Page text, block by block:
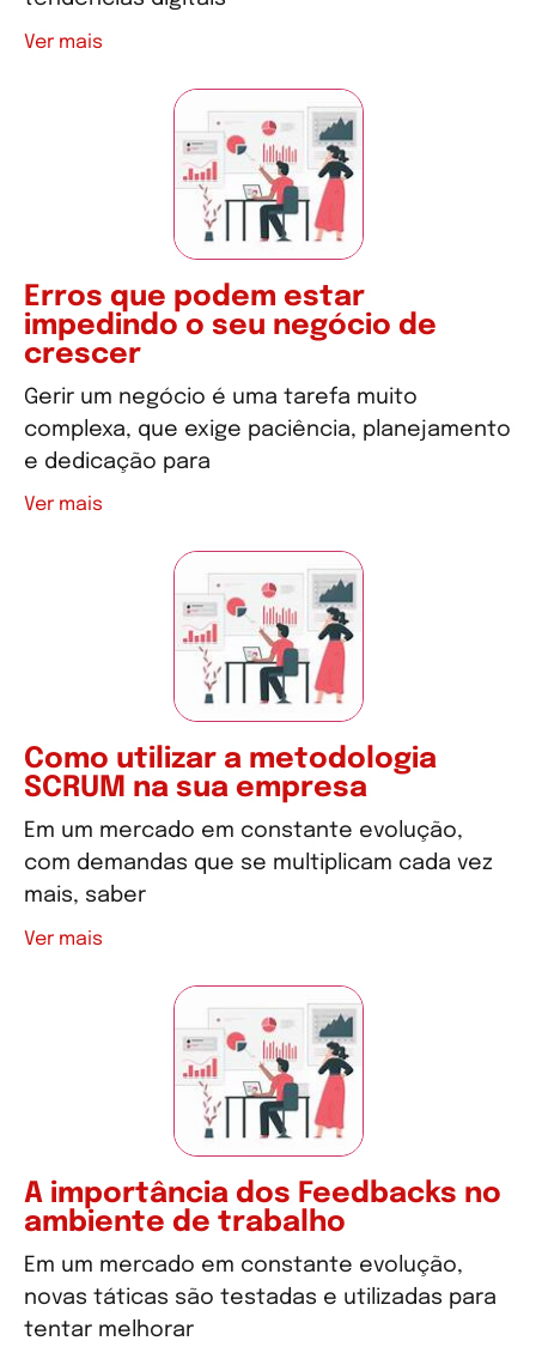
Ver mais
Erros que podem estar
impedindo o seu negócio de
crescer
Gerir um negócio é uma tarefa muito
complexa, que exige paciência, planejamento
e dedicação para
Ver mais
Como utilizar a metodologia
SCRUM na sua empresa
Em um mercado em constante evolução,
com demandas que se multiplicam cada vez
mais, saber
Ver mais
A importância dos Feedbacks no
ambiente de trabalho
Em um mercado em constante evolução,
novas táticas são testadas e utilizadas para
tentar melhorar